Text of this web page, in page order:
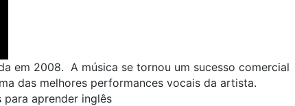
em 2008. A música se tornou um sucesso comercial
das melhores performances vocais da artista.
para aprender inglês